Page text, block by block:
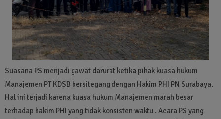
Suasana PS menjadi gawat darurat ketika pihak kuasa hukum
Manajemen PT KDSB bersitegang dengan Hakim PHI PN Surabaya.
Hal ini terjadi karena kuasa hukum Manajemen marah besar
terhadap hakim PHI yang tidak konsisten waktu . Acara PS yang